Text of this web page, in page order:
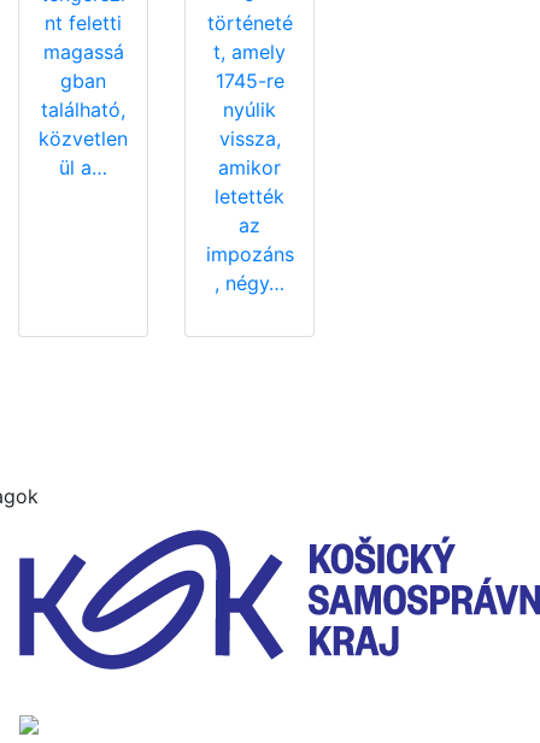
nt feletti
magassá
gban
található,
közvetlen
ül a…
történeté
t, amely
1745-re
nyúlik
vissza,
amikor
letették
az
impozáns
, négy…